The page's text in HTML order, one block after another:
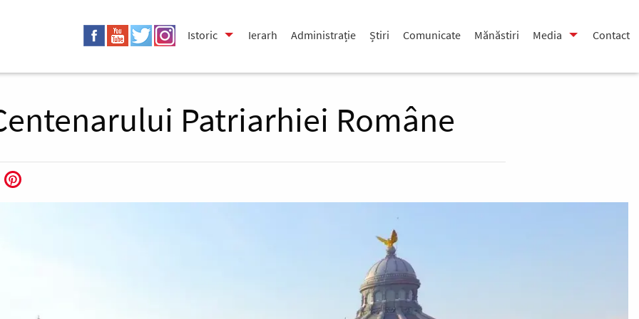
Istoric Ierarh Administrație Știri Comunicate Mănăstiri Media Contact
Patriarhiei Române
Twitter